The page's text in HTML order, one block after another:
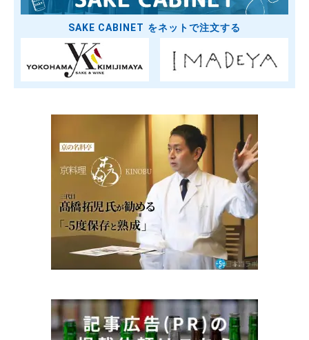
SAKE CABINET をネットで注文する